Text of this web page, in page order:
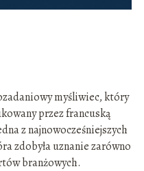
myśliwiec, który
przez francuską
z najnowocześniejszych
zdobyła uznanie zarówno
branżowych.